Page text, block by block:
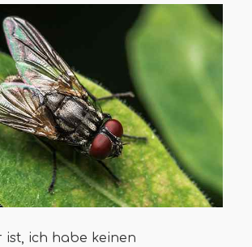
ist, ich habe keinen